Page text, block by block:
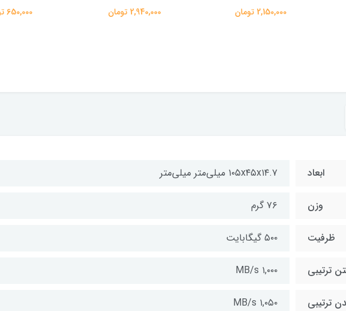
2,150,000 تومان 2,940,000 تومان 650,000 تومان
ابعاد ۱۰۵x۴۵x۱۴.۷ میلی‌متر میلی‌متر
وزن ۷۶ گرم
ظرفیت ۵۰۰ گیگابایت
ترتیبی ۱,۰۰۰ MB/s
ترتیبی ۱,۰۵۰ MB/s